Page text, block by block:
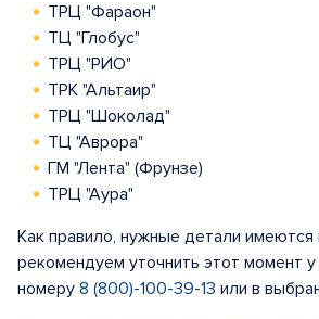
ТРЦ "Фараон"
ТЦ "Глобус"
ТРЦ "РИО"
ТРК "Альтаир"
ТРЦ "Шоколад"
ТЦ "Аврора"
ГМ "Лента" (Фрунзе)
ТРЦ "Аура"
Как правило, нужные детали имеются
рекомендуем уточнить этот момент у
номеру 8 (800)-100-39-13 или в